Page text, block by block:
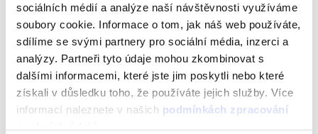
sociálních médií a analýze naší návštěvnosti využíváme
soubory cookie. Informace o tom, jak náš web používáte,
sdílíme se svými partnery pro sociální média, inzerci a
analýzy. Partneři tyto údaje mohou zkombinovat s
dalšími informacemi, které jste jim poskytli nebo které
získali v důsledku toho, že používáte jejich služby. Více
informací naleznete v našich podmínkách zpracování
importu těchto adres.
Mnoho marketérů v této situaci řeší dilema vycházející
z představy, že každá adresa je dobrá. Stejné dilema
ostatně ovlivňuje i proces získávání adres, kdy existuje
snaha získat adresy zákazníků za každou cenu –
formuláře, kde je e-mail povinný, nutnost odškrtnout
souhlas se zasíláním obchodních sdělení, atp. Je však